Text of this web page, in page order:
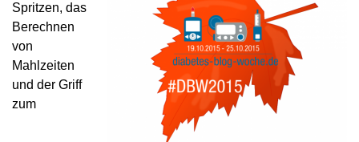
Spritzen, das
Berechnen
von
Mahlzeiten
und der Griff
zum